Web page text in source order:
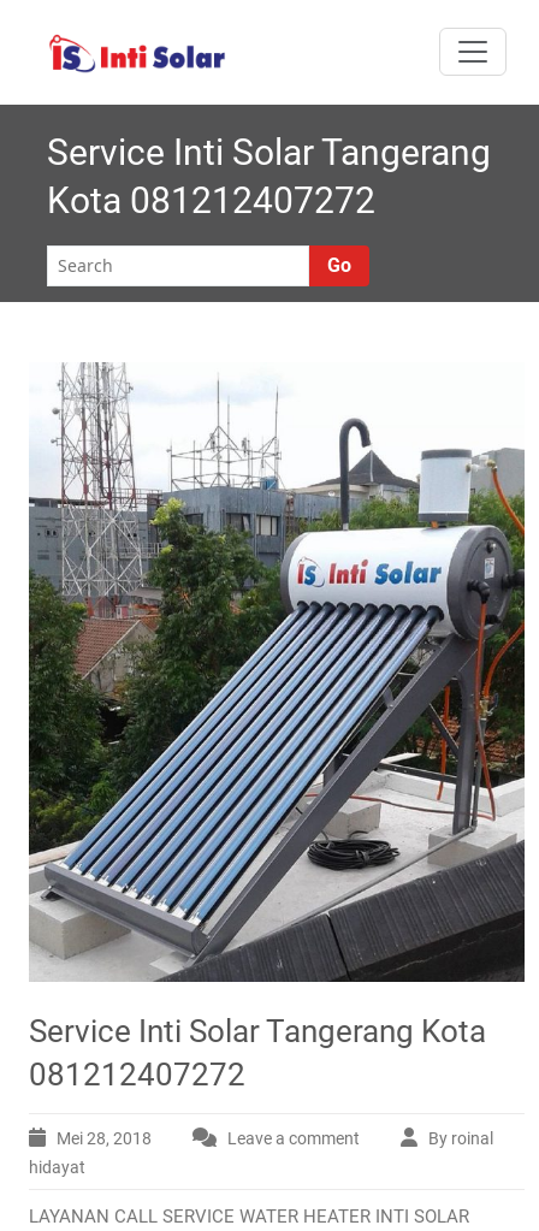
nti
Solar |
Roynal's
House
Melayani semua
Service Inti Solar Tangerang
Kota 081212407272
Go
Service Inti Solar Tangerang Kota
081212407272
Mei 28, 2018 Leave a comment
By roinal
hidayat
LAYANAN CALL SERVICE WATER HEATER INTI SOLAR